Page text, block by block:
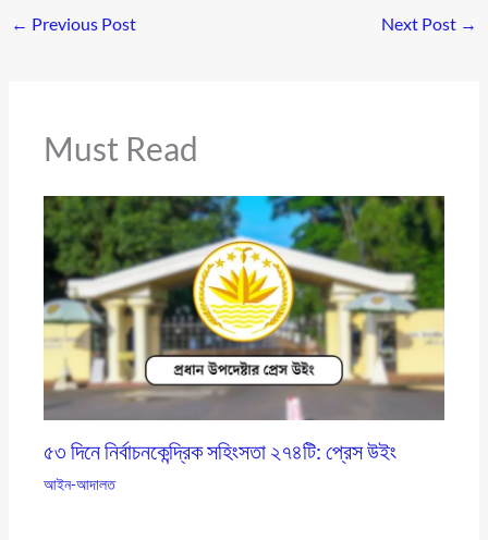
← Previous Post Next Post →
Must Read
৫৩ দিনে নির্বাচনকেন্দ্রিক সহিংসতা ২৭৪টি: প্রেস উইং
আইন-আদালত